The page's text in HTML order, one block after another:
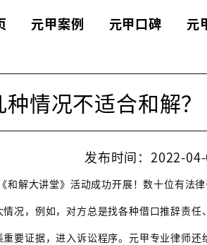
元甲案例 元甲口碑 元
情况不适合和解？
发布时间：2022-
解大讲堂》活动成功开展！数十位有法
况，例如，对方总是找各种借口推辞责
要证据，进入诉讼程序。元甲专业律师